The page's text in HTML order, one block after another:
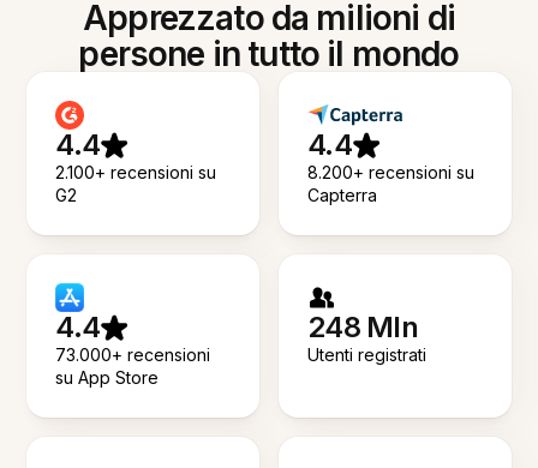
Apprezzato da milioni di
persone in tutto il mondo
4.4
2.100+ recensioni su
G2
4.4
8.200+ recensioni su
Capterra
4.4
73.000+ recensioni
su App Store
248 Mln
Utenti registrati